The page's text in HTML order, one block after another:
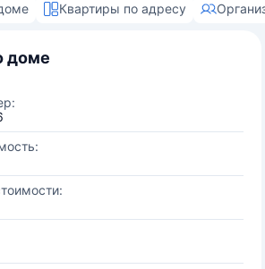
Квартиры по адресу
доме